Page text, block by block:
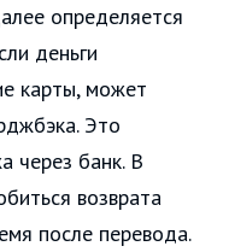
определяется
деньги
карты, может
Это
через банк. В
возврата
после перевода.